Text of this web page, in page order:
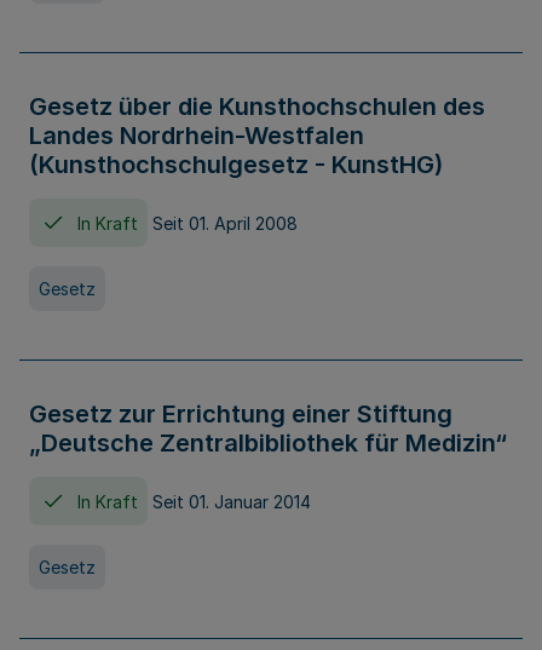
Gesetz über die Kunsthochschulen des
Landes Nordrhein-Westfalen
(Kunsthochschulgesetz - KunstHG)
In Kraft Seit 01. April 2008
Gesetz
Gesetz zur Errichtung einer Stiftung
„Deutsche Zentralbibliothek für Medizin“
In Kraft Seit 01. Januar 2014
Gesetz